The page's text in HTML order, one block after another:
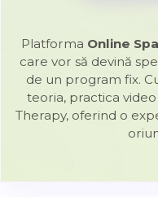
Platforma Online
care vor să devină
de un program fix.
teoria, practica
Therapy, oferind o